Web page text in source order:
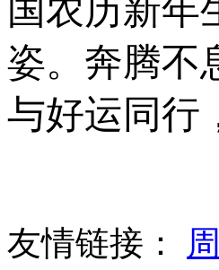
国农历新年
姿。奔腾不
与好运同行
友情链接：